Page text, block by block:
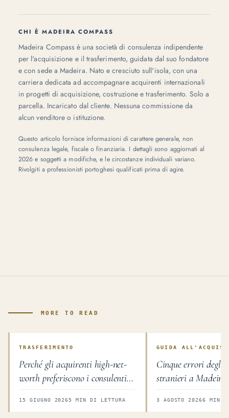
CHI È MADEIRA COMPASS
Madeira Compass è una società di consulenza indipendente
per l'acquisizione e il trasferimento, guidata dal suo fondatore
e con sede a Madeira. Nato e cresciuto sull'isola, con una
carriera dedicata ad accompagnare acquirenti internazionali
in progetti di acquisizione, costruzione e trasferimento. Solo a
parcella. Incaricato dal cliente. Nessuna commissione da
alcun venditore o istituzione.
Questo articolo fornisce informazioni di carattere generale, non
consulenza legale, fiscale o finanziaria. I dettagli sono aggiornati al
2026 e soggetti a modifiche, e le circostanze individuali variano.
Rivolgiti a professionisti portoghesi qualificati prima di agire.
MORE TO READ
TRASFERIMENTO
Perché gli acquirenti high-net-
worth preferiscono i consulenti
internazionale
15 GIUGNO 20265 MIN DI LETTURA
GUIDA
Cinque errori degli
stranieri a Madeira
3 AGOSTO 20266 MIN